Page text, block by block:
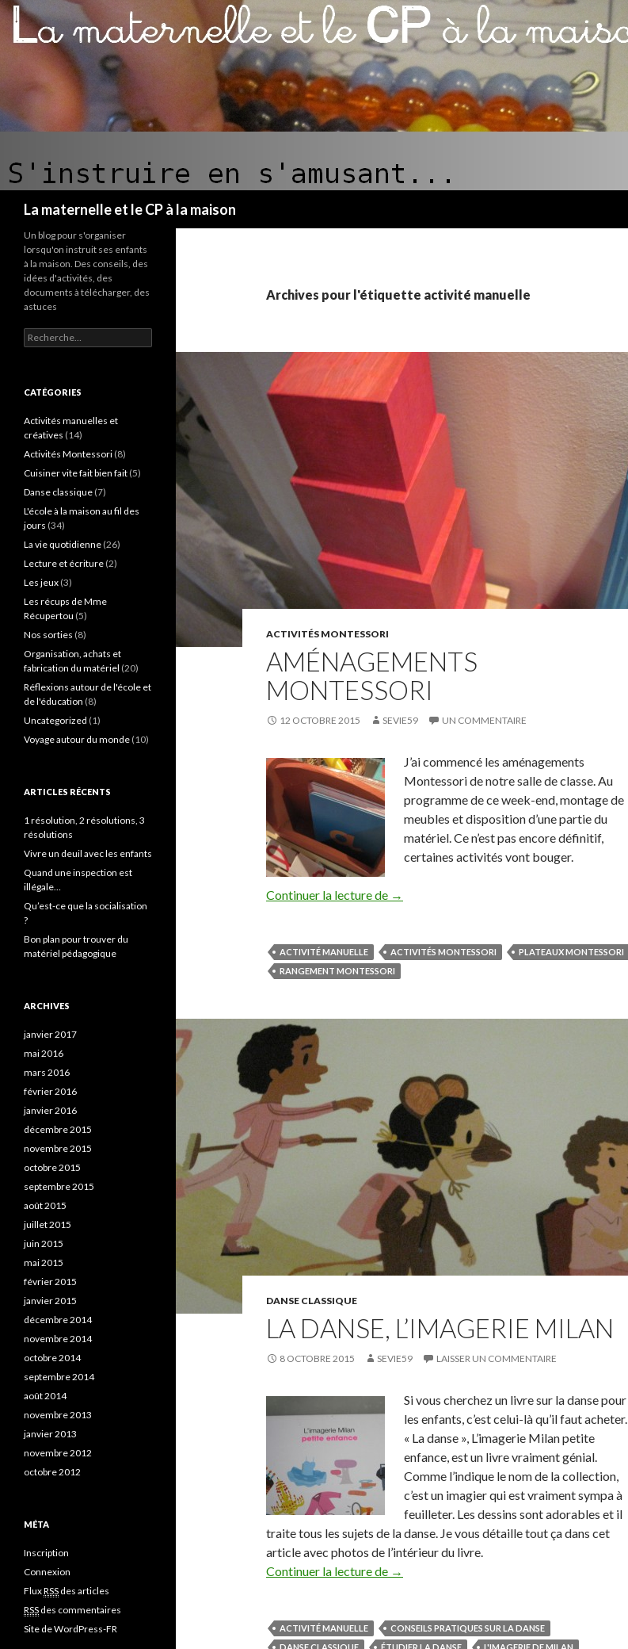
La maternelle et le CP à la maison
Archives pour l'étiquette activité manuelle
ACTIVITÉS MONTESSORI
AMÉNAGEMENTS
MONTESSORI
12 OCTOBRE 2015 SEVIE59 UN COMMENTAIRE
J’ai commencé les aménagements
Montessori de notre salle de classe. Au
programme de ce week-end, montage de
meubles et disposition d’une partie du
matériel. Ce n’est pas encore définitif,
certaines activités vont bouger.
Continuer la lecture de Aménagements Montessori
→
ACTIVITÉ MANUELLE ACTIVITÉS MONTESSORI
PLATEAUX MONTESSORI
RANGEMENT MONTESSORI
DANSE CLASSIQUE
LA DANSE, L’IMAGERIE MILAN
8 OCTOBRE 2015 SEVIE59 LAISSER UN COMMENTAIRE
Si vous cherchez un livre sur la danse pour
les enfants, c’est celui-là qu’il faut acheter.
« La danse », L’imagerie Milan petite
enfance, est un livre vraiment génial.
Comme l’indique le nom de la collection,
c’est un imagier qui est vraiment sympa à
feuilleter. Les dessins sont adorables et il
traite tous les sujets de la danse. Je vous détaille tout ça dans cet
article avec photos de l’intérieur du livre.
Continuer la lecture de La danse, L’imagerie Milan
→
ACTIVITÉ MANUELLE
CONSEILS PRATIQUES SUR LA DANSE
Un blog pour s'organiser
lorsqu'on instruit ses enfants
à la maison. Des conseils, des
idées d'activités, des
documents à télécharger, des
astuces
R
e
e
c
h
e
:
CATÉGORIES
Activités manuelles et
créatives (14)
Activités Montessori (8)
Cuisiner vite fait bien fait (5)
Danse classique (7)
L'école à la maison au fil des
jours (34)
La vie quotidienne (26)
Lecture et écriture (2)
Les jeux (3)
Les récups de Mme
Récupertou (5)
Nos sorties (8)
Organisation, achats et
fabrication du matériel (20)
Réflexions autour de l'école et
de l'éducation (8)
Uncategorized (1)
Voyage autour du monde (10)
ARTICLES RÉCENTS
1 résolution, 2 résolutions, 3
résolutions
Vivre un deuil avec les enfants
Quand une inspection est
illégale…
Qu’est-ce que la socialisation
?
Bon plan pour trouver du
matériel pédagogique
ARCHIVES
janvier 2017
mai 2016
mars 2016
février 2016
janvier 2016
décembre 2015
novembre 2015
octobre 2015
septembre 2015
août 2015
juillet 2015
juin 2015
mai 2015
février 2015
janvier 2015
décembre 2014
novembre 2014
octobre 2014
septembre 2014
août 2014
novembre 2013
janvier 2013
novembre 2012
octobre 2012
MÉTA
Inscription
Connexion
FluxRSS des articles
RSS des commentaires
Site de WordPress-FR